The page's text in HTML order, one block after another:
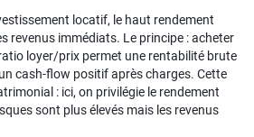
locatif, le haut rendement
revenus immédiats. Le principe : acheter
loyer/prix permet une rentabilité brute
cash-flow positif après charges. Cette
: ici, on privilégie le rendement
sont plus élevés mais les revenus